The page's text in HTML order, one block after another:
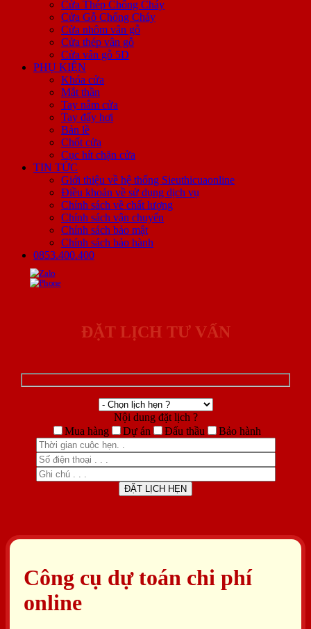
Cửa Thép Chống Cháy
Cửa Gỗ Chống Cháy
Cửa nhôm vân gỗ
Cửa thép vân gỗ
Cửa vân gỗ 5D
PHỤ KIỆN
Khóa cửa
Mắt thần
Tay nắm cửa
Tay đẩy hơi
Bản lề
Chốt cửa
Cục hít chặn cửa
TIN TỨC
Giới thiệu về hệ thống Sieuthicuaonline
Điều khoản về sử dụng dịch vụ
Chính sách về chất lượng
Chính sách vận chuyển
Chính sách bảo mật
Chính sách bảo hành
0853.400.400
ĐẶT LỊCH TƯ VẤN
Nội dung đặt lịch ?
Mua hàng
Dự án Đấu thầu Bảo hành
Công cụ dự toán chi phí
online